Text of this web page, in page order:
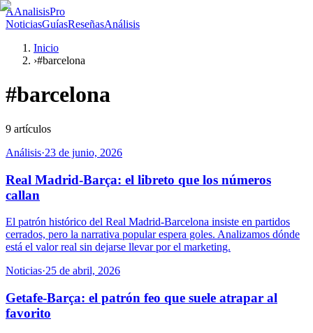
AAnalisisPro
NoticiasGuíasReseñasAnálisis
Inicio
›#barcelona
#barcelona
9 artículos
Análisis·23 de junio, 2026
Real Madrid-Barça: el libreto que los números
callan
El patrón histórico del Real Madrid-Barcelona insiste en partidos
cerrados, pero la narrativa popular espera goles. Analizamos dónde
está el valor real sin dejarse llevar por el marketing.
Noticias·25 de abril, 2026
Getafe-Barça: el patrón feo que suele atrapar al
favorito